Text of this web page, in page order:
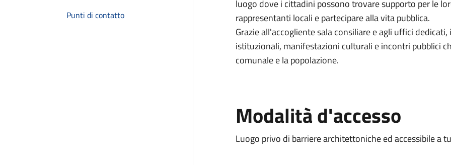
Punti di contatto
luogo dove i cittadini possono trovare supporto per le
rappresentanti locali e partecipare alla vita pubblica.
Grazie all'accogliente sala consiliare e agli uffici
istituzionali, manifestazioni culturali e incontri pubblici
comunale e la popolazione.
Modalità d'accesso
Luogo privo di barriere architettoniche ed accessibile a